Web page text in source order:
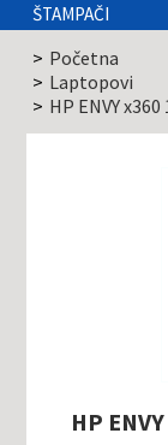
ŠTAMPAČI
Početna
Laptopovi
HP ENVY
HP